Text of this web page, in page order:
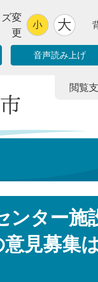
変
更
音声読み上げ
閲覧
ンター施
見募集